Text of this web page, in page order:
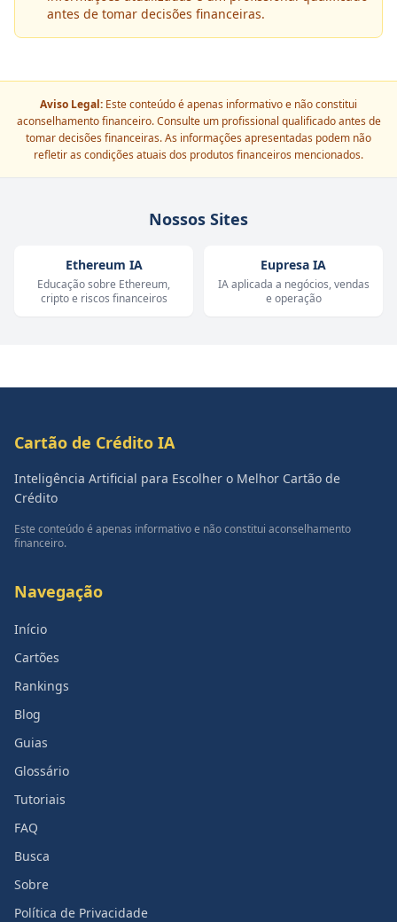
antes de tomar decisões financeiras.
Aviso Legal: Este conteúdo é apenas informativo e não constitui
aconselhamento financeiro. Consulte um profissional qualificado antes de
tomar decisões financeiras. As informações apresentadas podem não
refletir as condições atuais dos produtos financeiros mencionados.
Nossos Sites
Ethereum IA
Educação sobre Ethereum,
cripto e riscos financeiros
Eupresa IA
IA aplicada a negócios, vendas
e operação
Cartão de Crédito IA
Inteligência Artificial para Escolher o Melhor Cartão de
Crédito
Este conteúdo é apenas informativo e não constitui aconselhamento
financeiro.
Navegação
Início
Cartões
Rankings
Blog
Guias
Glossário
Tutoriais
FAQ
Busca
Sobre
Política de Privacidade